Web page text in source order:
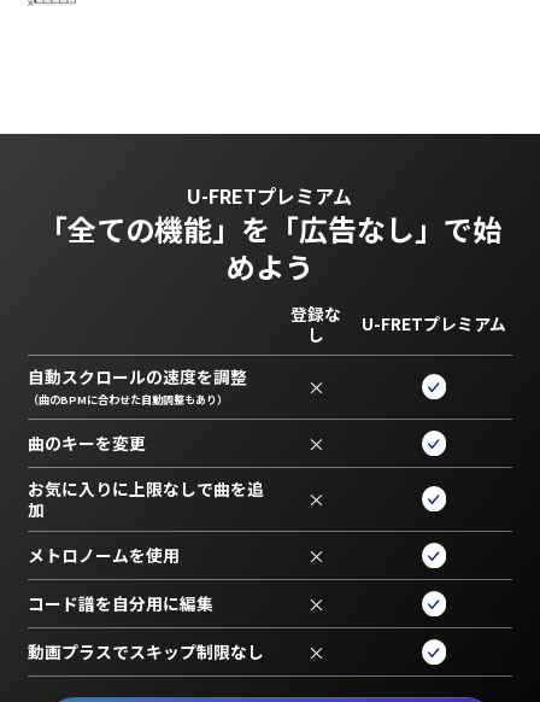
U-FRETプレミアム
「全ての機能」を 「広告なし」で始
めよう
登録な
し
U-FRETプレミアム
自動スクロールの速度を調整
（曲のBPMに合わせた自動調整もあり） ×
曲のキーを変更 ×
お気に入りに上限なしで曲を追
加
×
メトロノームを使用 ×
コード譜を自分用に編集 ×
動画プラスでスキップ制限なし ×